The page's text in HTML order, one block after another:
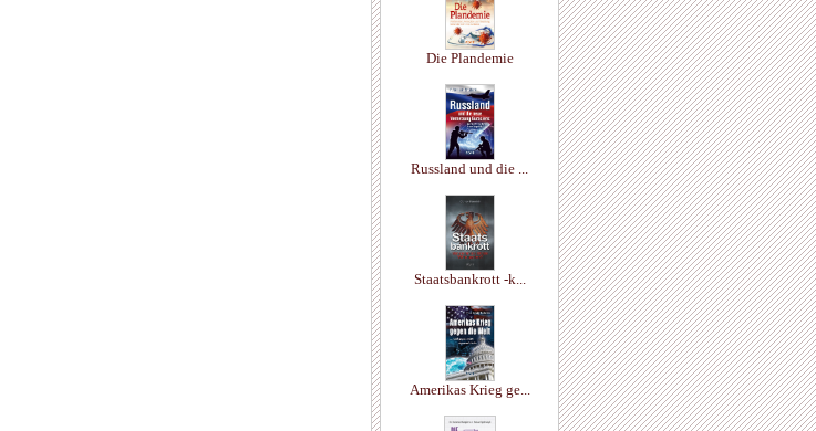
Die Plandemie
Russland und die ...
Staatsbankrott -k...
Amerikas Krieg ge...